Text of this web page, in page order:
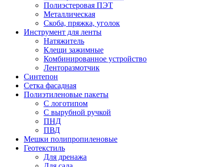
Полиэстеровая ПЭТ
Металлическая
Скоба, пряжка, уголок
Инструмент для ленты
Натяжитель
Клещи зажимные
Комбинированное устройство
Ленторазмотчик
Синтепон
Сетка фасадная
Полиэтиленовые пакеты
С логотипом
С вырубной ручкой
ПНД
ПВД
Мешки полипропиленовые
Геотекстиль
Для дренажа